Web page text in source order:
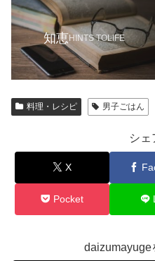
知恵HINTS TOLIFE
料理・レシピ 男子ごはん
シェ
X
Pocket
daizumayuge